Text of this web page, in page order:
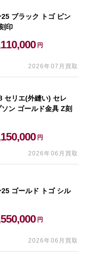
ブラック トゴ ピン
印
円
2026年07月買取
セリエ(外縫い) セレ
ン ゴールド金具 Z刻
円
2026年06月買取
ゴールド トゴ シル
円
2026年06月買取